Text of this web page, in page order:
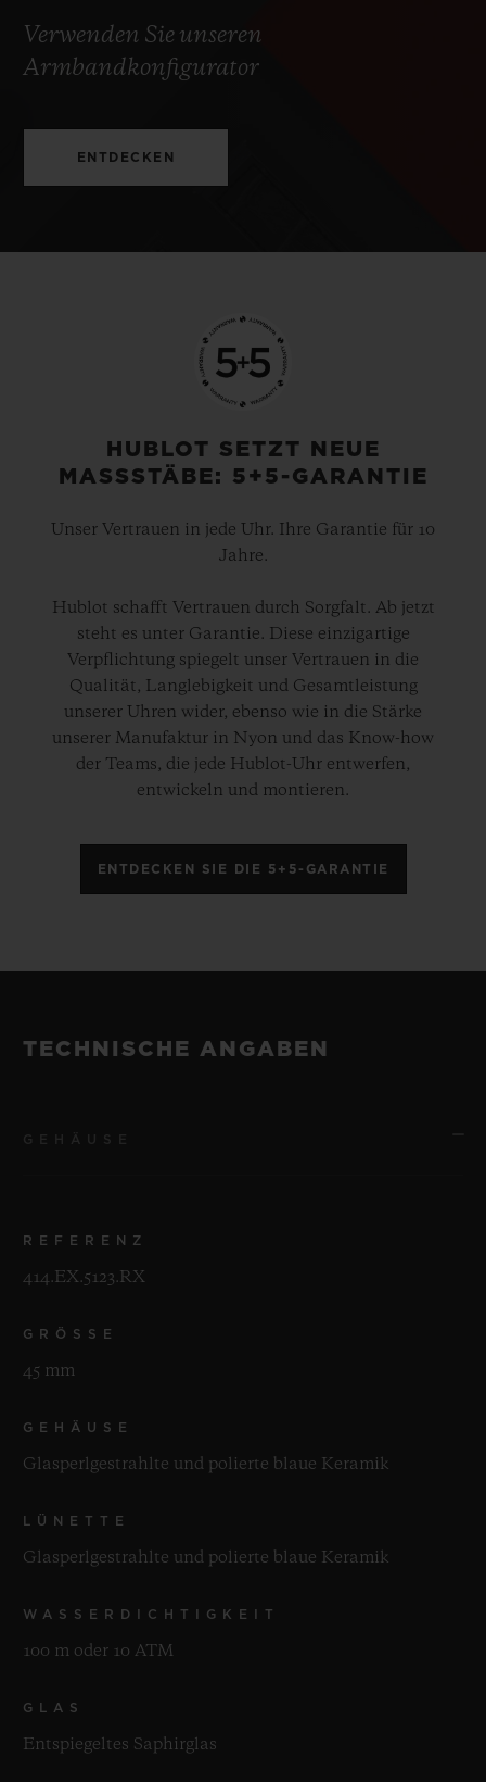
Verwenden Sie unseren
Armbandkonfigurator
ENTDECKEN
HUBLOT SETZT NEUE
MASSSTÄBE: 5+5-GARANTIE
Unser Vertrauen in jede Uhr. Ihre Garantie für 10
Jahre.
Hublot schafft Vertrauen durch Sorgfalt. Ab jetzt
steht es unter Garantie. Diese einzigartige
Verpflichtung spiegelt unser Vertrauen in die
Qualität, Langlebigkeit und Gesamtleistung
unserer Uhren wider, ebenso wie in die Stärke
unserer Manufaktur in Nyon und das Know-how
der Teams, die jede Hublot-Uhr entwerfen,
entwickeln und montieren.
ENTDECKEN SIE DIE 5+5-GARANTIE
TECHNISCHE ANGABEN
REFERENZ
414.EX.5123.RX
GRÖSSE
45 mm
GEHÄUSE
Glasperlgestrahlte und polierte blaue Keramik
LÜNETTE
Glasperlgestrahlte und polierte blaue Keramik
WASSERDICHTIGKEIT
100 m oder 10 ATM
GLAS
Entspiegeltes Saphirglas